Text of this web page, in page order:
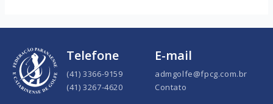
Telefone
(41) 3366-9159
(41) 3267-4620
E-mail
admgolfe@fpcg.com.br
Contato